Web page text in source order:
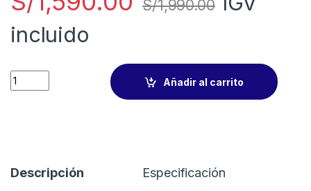
S/1,990.00
incluido
Añadir al carrito
Descripción Especificación